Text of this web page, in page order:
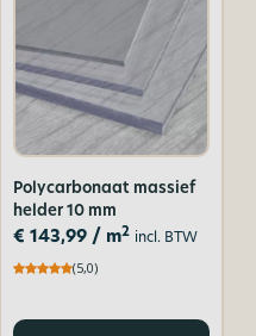
Polycarbonaat massief
helder 10 mm
€ 143,99/ m2 incl. BTW
(5,0)